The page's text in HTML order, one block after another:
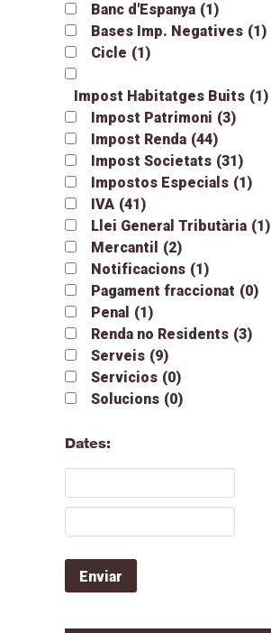
Banc d'Espanya (1)
Bases Imp. Negatives (1)
Cicle (1)
Impost Habitatges Buits (1)
Impost Patrimoni (3)
Impost Renda (44)
Impost Societats (31)
Impostos Especials (1)
IVA (41)
Llei General Tributària (1)
Mercantil
(2)
Notificacions (1)
Pagament fraccionat (0)
Penal (1)
Renda no Residents (3)
Serveis (9)
Servicios (0)
Solucions (0)
Dates: